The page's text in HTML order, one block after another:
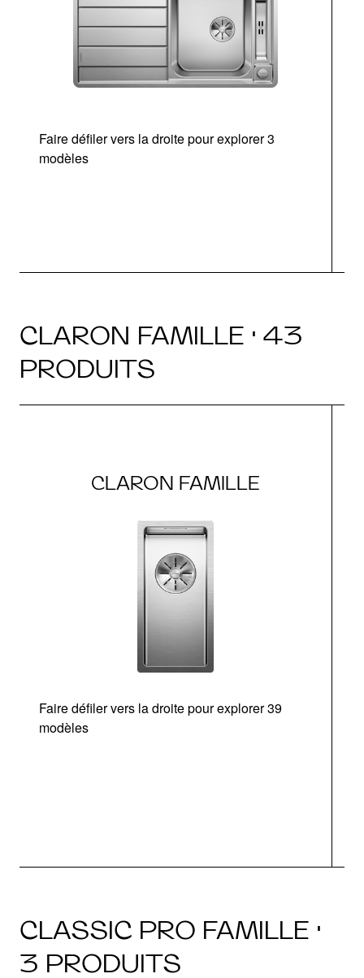
Faire défiler vers la droite pour explorer 3
modèles
CLARON FAMILLE · 43
PRODUITS
CLARON FAMILLE
Faire défiler vers la droite pour explorer 39
modèles
CLASSIC PRO FAMILLE ·
3 PRODUITS